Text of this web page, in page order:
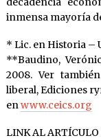
inmensa mayoría
* Lic. en Historia –
**Baudino,
2008. Ver
liberal, Ediciones
enwww.ceics.org
LINK AL